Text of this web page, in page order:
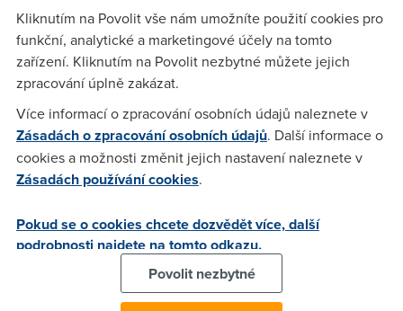
Datová 3G síť postavená na UTMS/HSDPA je dostupná v
dalších pěti městech. Rychlý mobilní internet od O2 mají
nyní k dispozici obyvatele Kladna, Jihlavy, Rokycan, Frýdku-
Místku a Žďáru na Sázavou,
Pavel(19.5.2010 21:49:48)
já jsem se na 3G od O2 nikdy nedostal nad 2 Mbity. Moc se
(19.5.2010 23:01:16)
To bude patrně tím, že ty lokality jsou nevytížené. Až budou
Kliknutím na Povolit vše nám umožníte použití cookies pro
funkční, analytické a marketingové účely na tomto
zařízení. Kliknutím na Povolit nezbytné můžete jejich
zpracování úplně zakázat.
Více informací o zpracování osobních údajů naleznete v
Zásadách o zpracování osobních údajů. Další informace o
cookies a možnosti změnit jejich nastavení naleznete v
Zásadách používání cookies.
Pokud se o cookies chcete dozvědět více, další
podrobnosti najdete na tomto odkazu.
Povolit nezbytné